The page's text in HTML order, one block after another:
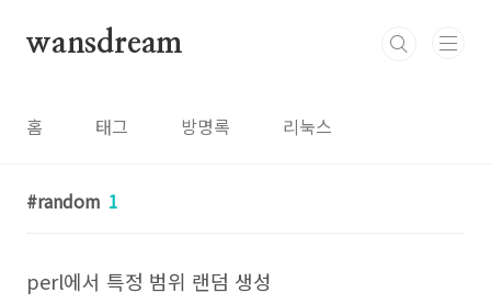
wansdream
홈 태그 방명록 리눅스
random 1
perl에서 특정 범위 랜덤 생성